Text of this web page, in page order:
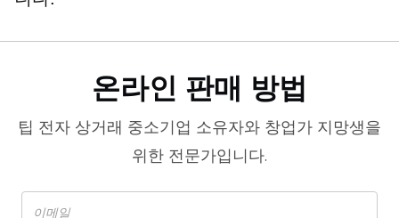
온라인 판매 방법
팁 전자 상거래 중소기업 소유자와 창업가 지망생을
위한 전문가입니다.